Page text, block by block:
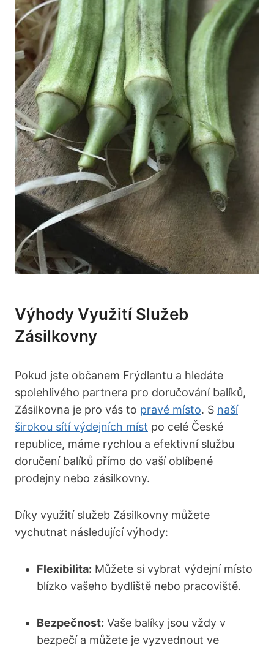
Výhody Využití Služeb
Zásilkovny
Pokud jste občanem Frýdlantu a hledáte
spolehlivého partnera pro doručování balíků,
Zásilkovna je pro vás to pravé místo. S naší
širokou sítí výdejních míst po celé České
republice, máme rychlou a efektivní službu
doručení balíků přímo do vaší oblíbené
prodejny nebo zásilkovny.
Díky využití služeb Zásilkovny můžete
vychutnat následující výhody:
Flexibilita: Můžete si vybrat výdejní místo
blízko vašeho bydliště nebo pracoviště.
Bezpečnost: Vaše balíky jsou vždy v
bezpečí a můžete je vyzvednout ve